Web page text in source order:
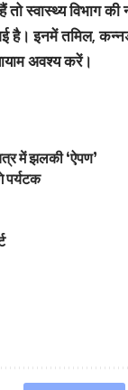
तो स्‍वास्‍थ्‍य विभाग
है। इनमें तमिल,
अवश्‍य करें।
में झलकी ‘ऐपण’
पर्यटक